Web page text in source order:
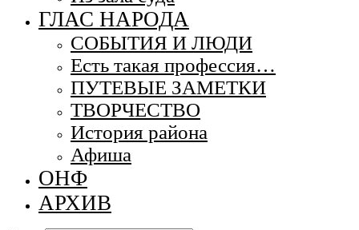
ГЛАС НАРОДА
СОБЫТИЯ И ЛЮДИ
Есть такая профессия…
ПУТЕВЫЕ ЗАМЕТКИ
ТВОРЧЕСТВО
История района
Афиша
ОНФ
АРХИВ